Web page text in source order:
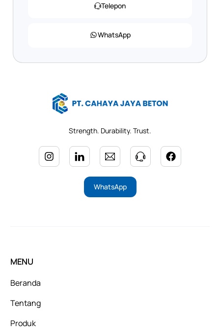
Telepon
WhatsApp
Strength. Durability. Trust.
WhatsApp
MENU
Beranda
Tentang
Produk